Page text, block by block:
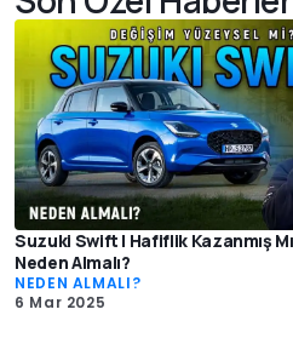
Suzuki Swift | Hafiflik Kazanmış
Neden Almalı?
NEDEN ALMALI?
6 Mar 2025